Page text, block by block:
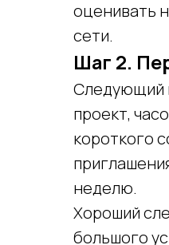
оценивать
сети.
Шаг 2.
Следующий
проект,
короткого
неделю.
Хороший
большого